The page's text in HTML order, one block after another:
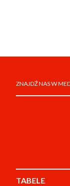
ZNAJDŹ NAS W
TABELE